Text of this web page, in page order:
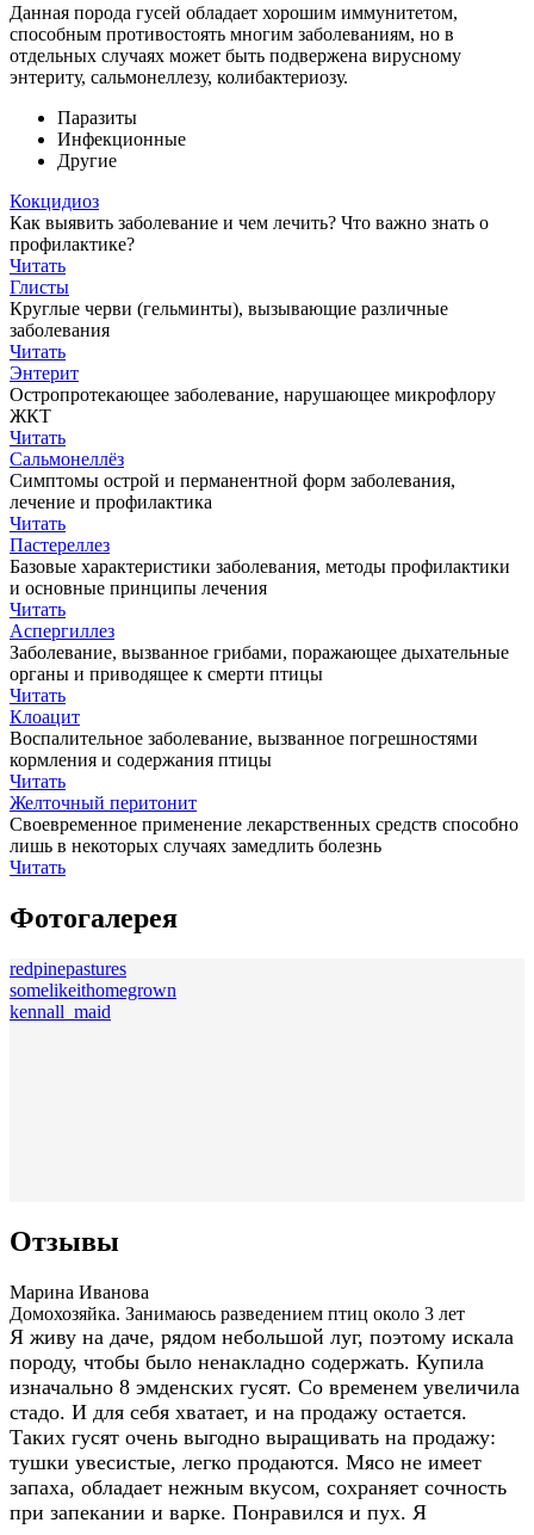
Данная порода гусей обладает хорошим иммунитетом,
способным противостоять многим заболеваниям, но в
отдельных случаях может быть подвержена вирусному
энтериту, сальмонеллезу, колибактериозу.
Паразиты
Инфекционные
Другие
Кокцидиоз
Как выявить заболевание и чем лечить? Что важно знать о
профилактике?
Читать
Глисты
Круглые черви (гельминты), вызывающие различные
заболевания
Читать
Энтерит
Остропротекающее заболевание, нарушающее микрофлору
ЖКТ
Читать
Сальмонеллёз
Симптомы острой и перманентной форм заболевания,
лечение и профилактика
Читать
Пастереллез
Базовые характеристики заболевания, методы профилактики
и основные принципы лечения
Читать
Аспергиллез
Заболевание, вызванное грибами, поражающее дыхательные
органы и приводящее к смерти птицы
Читать
Клоацит
Воспалительное заболевание, вызванное погрешностями
кормления и содержания птицы
Читать
Желточный перитонит
Своевременное применение лекарственных средств способно
лишь в некоторых случаях замедлить болезнь
Читать
Фотогалерея
redpinepastures
somelikeithomegrown
kennall_maid
Отзывы
Марина Иванова
Домохозяйка. Занимаюсь разведением птиц около 3 лет
Я живу на даче, рядом небольшой луг, поэтому искала
породу, чтобы было ненакладно содержать. Купила
изначально 8 эмденских гусят. Со временем увеличила
стадо. И для себя хватает, и на продажу остается.
Таких гусят очень выгодно выращивать на продажу:
тушки увесистые, легко продаются. Мясо не имеет
запаха, обладает нежным вкусом, сохраняет сочность
при запекании и варке. Понравился и пух. Я